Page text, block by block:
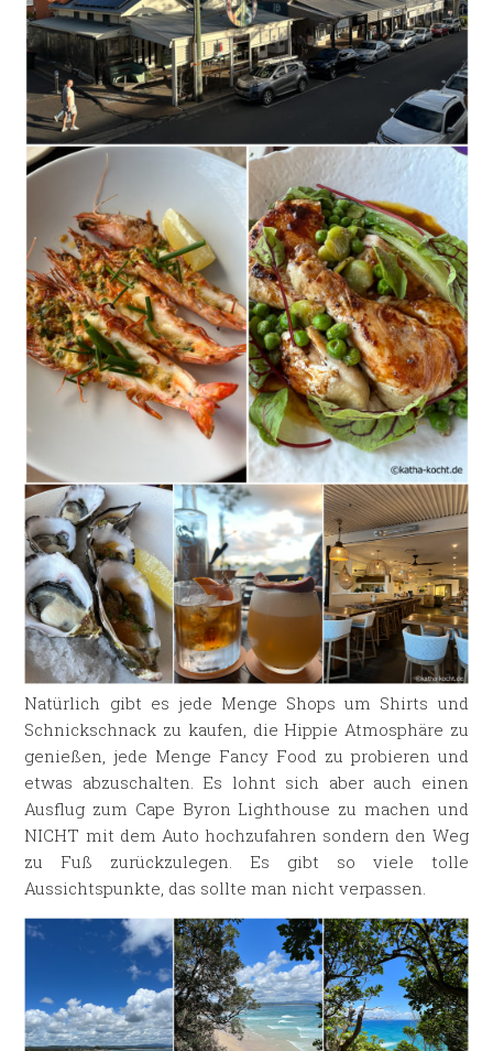
Natürlich gibt es jede Menge Shops um Shirts und
Schnickschnack zu kaufen, die Hippie Atmosphäre zu
genießen, jede Menge Fancy Food zu probieren und
etwas abzuschalten. Es lohnt sich aber auch einen
Ausflug zum Cape Byron Lighthouse zu machen und
NICHT mit dem Auto hochzufahren sondern den Weg
zu Fuß zurückzulegen. Es gibt so viele tolle
Aussichtspunkte, das sollte man nicht verpassen.